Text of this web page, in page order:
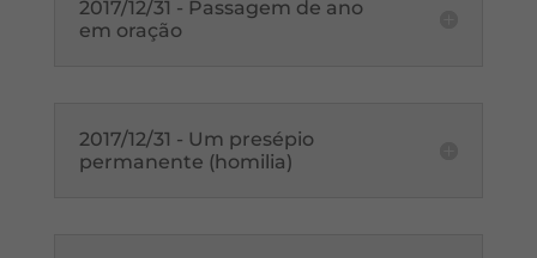
2017/12/31 - Passagem de ano
em oração
2017/12/31 - Um presépio
permanente (homilia)